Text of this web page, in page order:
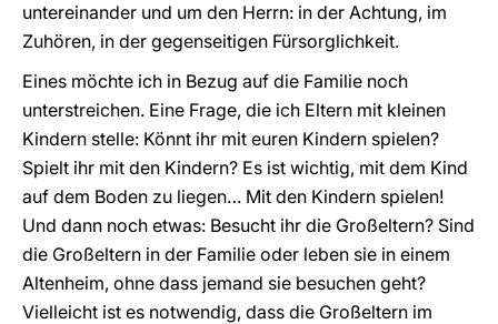
untereinander und um den Herrn: in der Achtung, im
Zuhören, in der gegenseitigen Fürsorglichkeit.
Eines möchte ich in Bezug auf die Familie noch
unterstreichen. Eine Frage, die ich Eltern mit kleinen
Kindern stelle: Könnt ihr mit euren Kindern spielen?
Spielt ihr mit den Kindern? Es ist wichtig, mit dem Kind
auf dem Boden zu liegen… Mit den Kindern spielen!
Und dann noch etwas: Besucht ihr die Großeltern? Sind
die Großeltern in der Familie oder leben sie in einem
Altenheim, ohne dass jemand sie besuchen geht?
Vielleicht ist es notwendig, dass die Großeltern im